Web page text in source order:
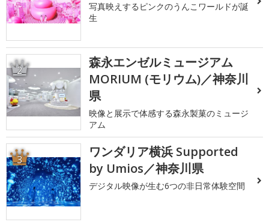
写真映えするピンクのうんこワールドが誕
生
2
森永エンゼルミュージアム
MORIUM (モリウム)／神奈川
県
映像と展示で体感する森永製菓のミュージ
アム
3
ワンダリア横浜 Supported
by Umios／神奈川県
デジタル映像が生む6つの非日常体験空間